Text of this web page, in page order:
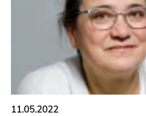
Sachkundige für Zustands- und
Funktionsprüfung privater
Abwasserleitungen
Vereinbarungen mit
Ingenieurkammern
Büronachfolge
Zusatzqualifikationen
Geschützter Bereich
11.05.2022